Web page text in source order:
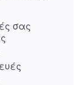
σας